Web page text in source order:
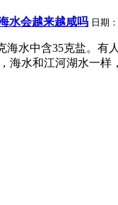
水会越来越咸吗 日期：
水中含35克盐。
海水和江河湖水一样